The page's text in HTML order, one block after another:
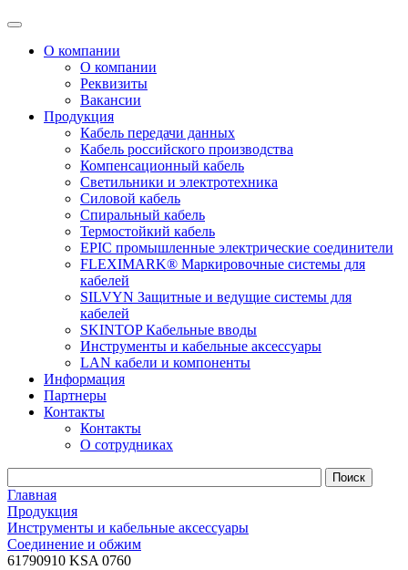
О компании
О компании
Реквизиты
Вакансии
Продукция
Кабель передачи данных
Кабель российского производства
Компенсационный кабель
Светильники и электротехника
Силовой кабель
Спиральный кабель
Термостойкий кабель
EPIC промышленные электрические соединители
FLEXIMARK® Маркировочные системы для
кабелей
SILVYN Защитные и ведущие системы для
кабелей
SKINTOP Кабельные вводы
Инструменты и кабельные аксессуары
LAN кабели и компоненты
Информация
Партнеры
Контакты
Контакты
О сотрудниках
Главная
Продукция
Инструменты и кабельные аксессуары
Соединение и обжим
61790910 KSA 0760